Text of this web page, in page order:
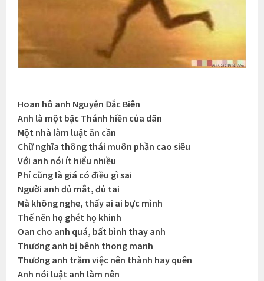
Hoan hô anh Nguyễn Đắc Biên
Anh là một bậc Thánh hiền của dân
Một nhà làm luật ân cần
Chữ nghĩa thông thái muôn phần cao siêu
Với anh nói ít hiểu nhiều
Phí cũng là giá có điều gì sai
Người anh đủ mắt, đủ tai
Mà không nghe, thấy ai ai bực mình
Thế nên họ ghét họ khinh
Oan cho anh quá, bất bình thay anh
Thương anh bị bênh thong manh
Thương anh trăm việc nên thành hay quên
Anh nói luật anh làm nên